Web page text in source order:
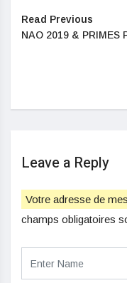
Read Previous
NAO 2019 &
Leave a Reply
Votre adresse de
champs obligatoires